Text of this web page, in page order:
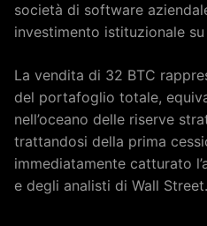
società di software
investimento istituzionale
La vendita di 32 BTC
del portafoglio totale,
nell’oceano delle riserve
trattandosi della prima
immediatamente catturato
e degli analisti di Wall Street.